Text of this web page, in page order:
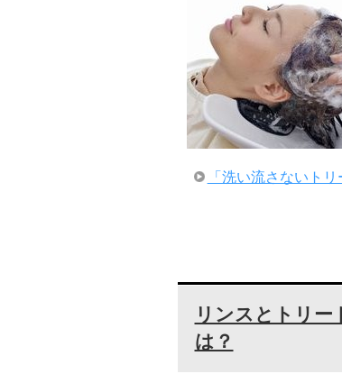
「洗い流さないト
リンスとトリ
は？